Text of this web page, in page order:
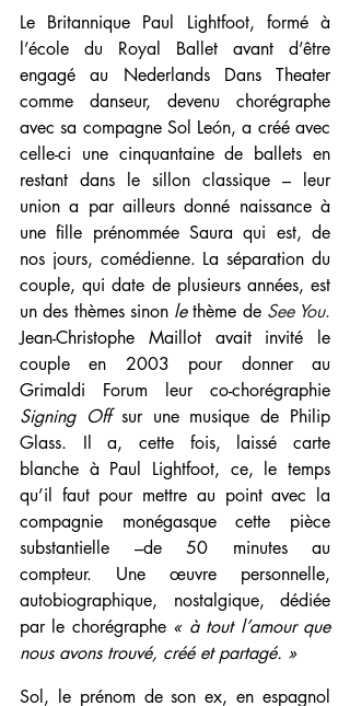
Le Britannique Paul Lightfoot, formé à
l’école du Royal Ballet avant d’être
engagé au Nederlands Dans Theater
comme danseur, devenu chorégraphe
avec sa compagne Sol León, a créé avec
celle-ci une cinquantaine de ballets en
restant dans le sillon classique – leur
union a par ailleurs donné naissance à
une fille prénommée Saura qui est, de
nos jours, comédienne. La séparation du
couple, qui date de plusieurs années, est
un des thèmes sinon le thème de See You
Jean-Christophe Maillot avait invité le
couple en 2003 pour donner au
Signing Off sur une musique de Philip
Glass. Il a, cette fois, laissé carte
blanche à Paul Lightfoot, ce, le temps
qu’il faut pour mettre au point avec la
compagnie monégasque cette pièce
substantielle –de 50 minutes au
compteur. Une œuvre personnelle,
autobiographique, nostalgique, dédiée
par le chorégraphe « à tout l’amour que
nous avons trouvé, créé et partagé. »
Sol, le prénom de son ex, en espagnol